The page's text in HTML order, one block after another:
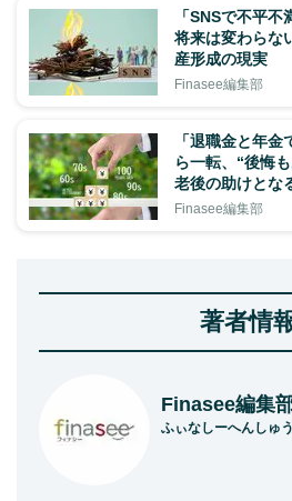
「SNSで不平不
将来は変わらな
産形成の現実
Finasee編集部
「退職金と年
ら一転、“後悔
老後の助けとな
Finasee編集部
著者情
Finasee編集
ふぃなしーへんしゅ